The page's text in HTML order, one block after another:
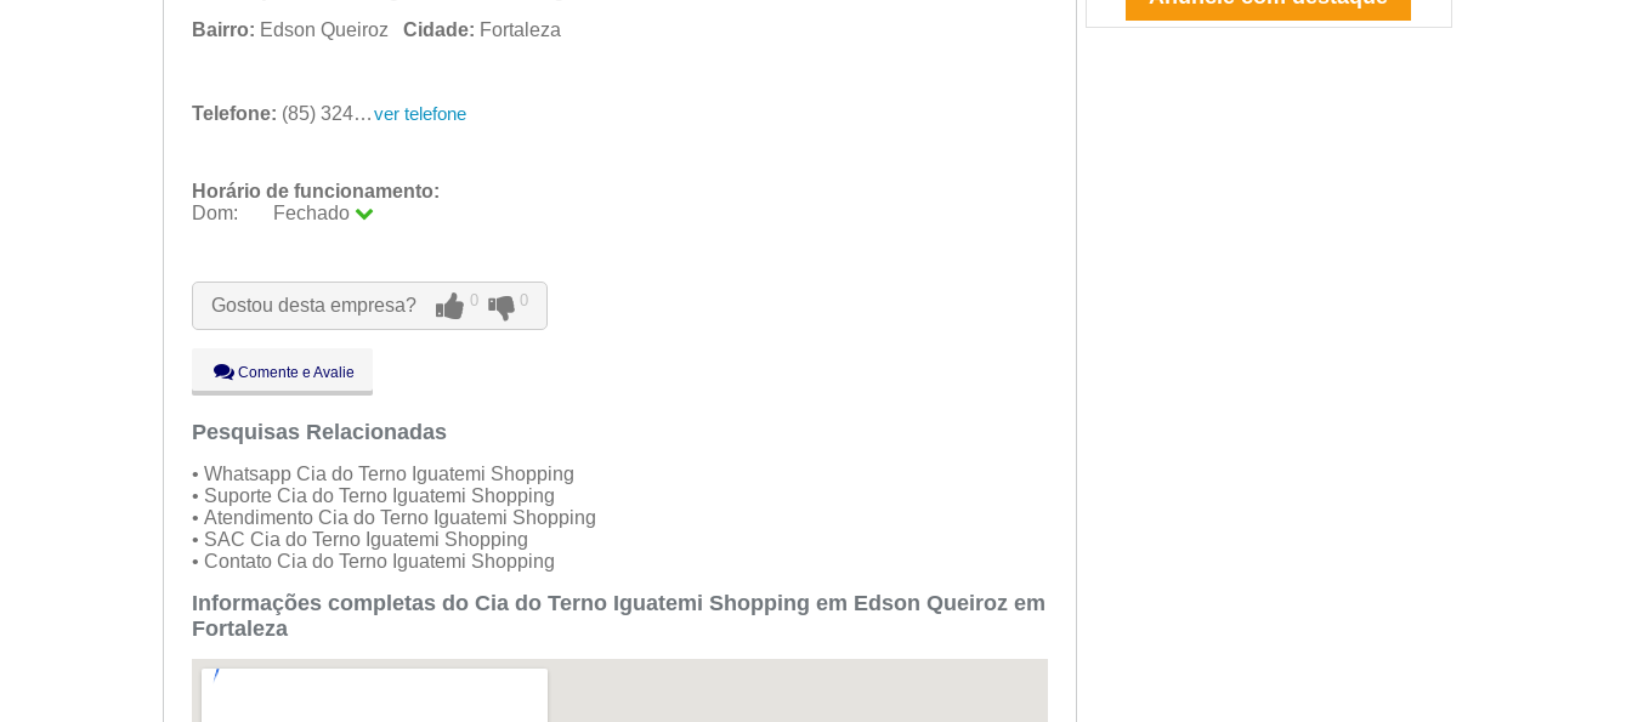
Bairro: Edson Queiroz Cidade: Fortaleza
Telefone: (85) 3241-4479 ver telefone
Horário de funcionamento:
Dom:
Fechado
Qua:
09:00 - 18:00
Qui:
09:00 - 18:00
Sáb:
Dom:
Fechado
Gostou desta empresa? 0 0
Comente e Avalie
Pesquisas Relacionadas
• Whatsapp Cia do Terno Iguatemi Shopping
• Suporte Cia do Terno Iguatemi Shopping
• Atendimento Cia do Terno Iguatemi Shopping
• SAC Cia do Terno Iguatemi Shopping
• Contato Cia do Terno Iguatemi Shopping
Informações completas do Cia do Terno Iguatemi Shopping em Edson Queiroz em
Fortaleza